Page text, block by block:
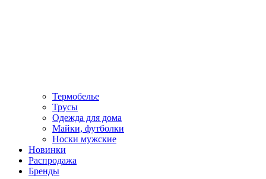
Термобелье
Трусы
Одежда для дома
Майки, футболки
Носки мужские
Новинки
Распродажа
Бренды